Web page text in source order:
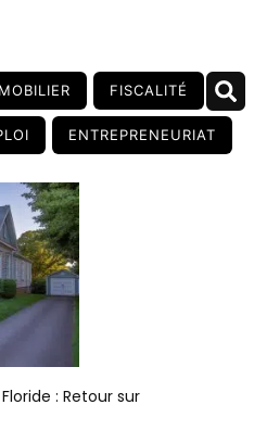
FISCALITÉ
ENTREPRENEURIAT
: Retour sur